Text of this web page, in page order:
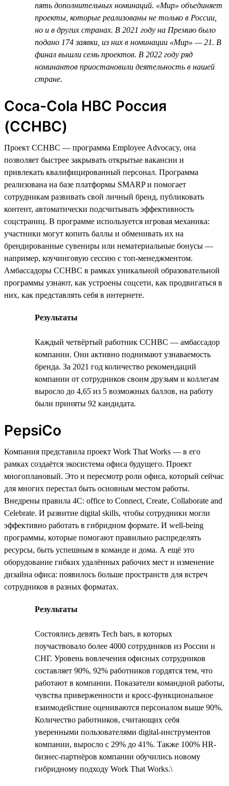
пять дополнительных номинаций. «Мир» объединяет
проекты, которые реализованы не только в России,
но и в других странах. В 2021 году на Премию было
подано 174 заявки, из них в номинации «Мир» — 21. В
финал вышли семь проектов. В 2022 году ряд
номинантов приостановили деятельность в нашей
стране.
Coca-Cola HBC Россия
(CCHBC)
Проект CCHBC — программа Employee Advocacy, она
позволяет быстрее закрывать открытые вакансии и
привлекать квалифицированный персонал. Программа
реализована на базе платформы SMARP и помогает
сотрудникам развивать свой личный бренд, публиковать
контент, автоматически подсчитывать эффективность
соцстраниц. В программе используется игровая механика:
участники могут копить баллы и обменивать их на
брендированные сувениры или нематериальные бонусы —
например, коучинговую сессию с топ-менеджментом.
Амбассадоры CCHBC в рамках уникальной образовательной
программы узнают, как устроены соцсети, как продвигаться в
них, как представлять себя в интернете.
Результаты
Каждый четвёртый работник CCHBC — амбассадор
компании. Они активно поднимают узнаваемость
бренда. За 2021 год количество рекомендаций
компании от сотрудников своим друзьям и коллегам
выросло до 4,65 из 5 возможных баллов, на работу
были приняты 92 кандидата.
PepsiCo
Компания представила проект Work That Works — в его
рамках создаётся экосистема офиса будущего. Проект
многоплановый. Это и пересмотр роли офиса, который сейчас
для многих перестал быть основным местом работы.
Внедрены правила 4C: office to Connect, Create, Collaborate and
Celebrate. И развитие digital skills, чтобы сотрудники могли
эффективно работать в гибридном формате. И well-being
программы, которые помогают правильно распределять
ресурсы, быть успешным в команде и дома. А ещё это
оборудование гибких удалённых рабочих мест и изменение
дизайна офиса: появилось больше пространств для встреч
сотрудников в разных форматах.
Результаты
Состоялись девять Tech bars, в которых
поучаствовало более 4000 сотрудников из России и
СНГ. Уровень вовлечения офисных сотрудников
составляет 90%, 92% работников гордятся тем, что
работают в компании. Показатели командной работы,
чувства приверженности и кросс-функциональное
взаимодействие оцениваются персоналом выше 90%.
Количество работников, считающих себя
уверенными пользователями digital-инструментов
компании, выросло с 29% до 41%. Также 100% HR-
бизнес-партнёров компании обучились новому
гибридному подходу Work That Works.\